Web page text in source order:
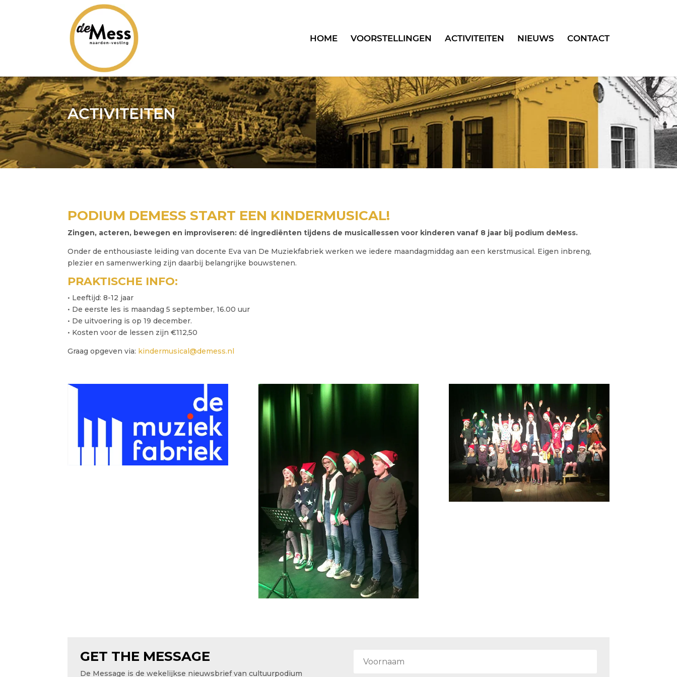
HOME VOORSTELLINGEN ACTIVITEITEN NIEUWS CONTACT
ACTIVITEITEN
PODIUM DEMESS START EEN KINDERMUSICAL!
Zingen, acteren, bewegen en improviseren: dé ingrediënten tijdens de musicallessen voor kinderen vanaf 8 jaar bij podium deMess.
Onder de enthousiaste leiding van docente Eva van De Muziekfabriek werken we iedere maandagmiddag aan een kerstmusical. Eigen inbreng,
plezier en samenwerking zijn daarbij belangrijke bouwstenen.
PRAKTISCHE INFO:
• Leeftijd: 8-12 jaar
• De eerste les is maandag 5 september, 16.00 uur
• De uitvoering is op 19 december.
• Kosten voor de lessen zijn €112,50
Graag opgeven via: kindermusical@demess.nl​
GET THE MESSAGE
De Message is de wekelijkse nieuwsbrief van cultuurpodium